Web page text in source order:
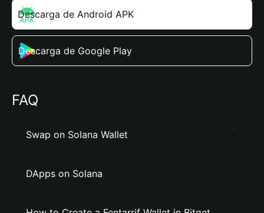
Descarga de Android APK
Descarga de Google Play
FAQ
Swap on Solana Wallet
DApps on Solana